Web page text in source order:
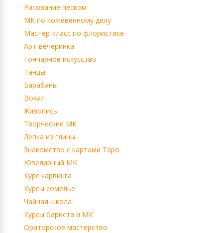
Рисование песком
МК по кожевенному делу
Мастер-класс по флористике
Арт-вечеринка
Гончарное искусство
Танцы
Барабаны
Вокал
Живопись
Творческие МК
Лепка из глины
Знакомство с картами Таро
Ювелирный МК
Курс карвинга
Курсы сомелье
Чайная школа
Курсы бариста и МК
Ораторское мастерство